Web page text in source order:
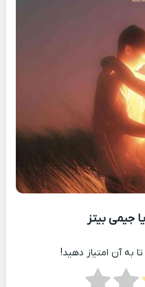
جیمی بیتز
به آن امتیاز دهید!